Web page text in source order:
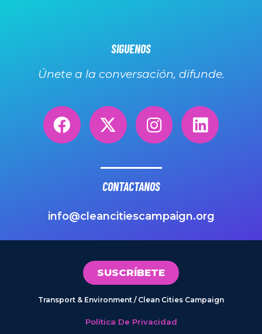
SIGUENOS
Únete a la conversación, difunde.
CONTACTANOS
info@cleancitiescampaign.org
SUSCRÍBETE
Transport & Environment / Clean Cities Campaign
Política De Privacidad